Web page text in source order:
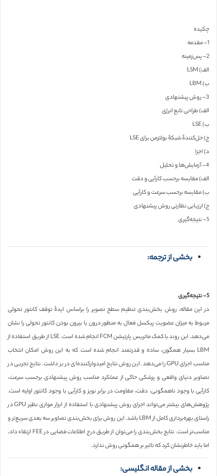
چکیده
1- مقدمه
2- پس‌زمینه
الف) LSM
ب) LBM
3- روش پیشنهادی
الف) طراحی تابع انرژی
ب) LSE
ج) حل‌کنندۀ شبکۀ بولتزمن برای LSE
د) اجرا
4- آزمایش‌ها و تحلیل
الف) مقایسه برحسب کارآیی و دقت
ب) مقایسه برحسب سرعت و کارآیی
ج) ارزیابی نظارتی روش پیشنهادی
5- نتیجه‌گیری
بخشی از ترجمه:
5- نتیجه‌گیری
در این مقاله، روش بخش‌بندی تنظیم سطح تصویر را براساس ایدۀ توقف کانتور تحولی
مربوط به میزان عضویت پیکسل فعال به منظور درون یا بیرون بودن کانتور تحولی را نشان
می‌دهد. این روند با کمک ماتریس پارتیشن FCM انجام شده است. LSE از طریق استفاده از
LBM بسیار همگون، ساده و قدرتمند انجام شده است که به این روش امکان انتخاب
مناسب اجرای GPU را می‌دهد. این روش نتایج امیدوارکننده‌ای در بر داشت. نتایج تجربی در
تصاویر دنیای واقعی و پزشکی حاکی از عملکرد مناسب روش پیشنهادی برحسب سرعت،
کارآیی با وجود ناهمگونی، دقت، مقاومت در برابر نویز و کارآیی با وجود کانتور اولیه است.
پژوهش‌های بیشتر می‌تواند اجرای روش پیشنهادی با استفاده از ابزار موازی نظیر GPU در
راستای بهره‌برداری کامل از LBM باشد. این روش برای بخش‌بندی تصاویر سه بعدی سریع‌تر و
مناسب‌تر است. نتایج بخش‌بندی را می‌توان از طریق درج اطلاعات فضایی در FEE ارتقاء داد،
اما باید خاطرنشان کرد که تاثیر بر همگونی روش ندارد.
بخشی از مقاله انگلیسی: